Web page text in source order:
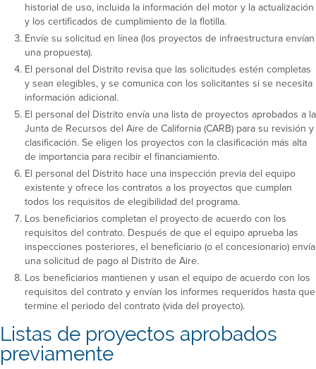
historial de uso, incluida la información del motor y la actualización
y los certificados de cumplimiento de la flotilla.
Envíe su solicitud en línea (los proyectos de infraestructura envían
una propuesta).
El personal del Distrito revisa que las solicitudes estén completas
y sean elegibles, y se comunica con los solicitantes si se necesita
información adicional.
El personal del Distrito envía una lista de proyectos aprobados a la
Junta de Recursos del Aire de California (CARB) para su revisión y
clasificación. Se eligen los proyectos con la clasificación más alta
de importancia para recibir el financiamiento.
El personal del Distrito hace una inspección previa del equipo
existente y ofrece los contratos a los proyectos que cumplan
todos los requisitos de elegibilidad del programa.
Los beneficiarios completan el proyecto de acuerdo con los
requisitos del contrato. Después de que el equipo aprueba las
inspecciones posteriores, el beneficiario (o el concesionario) envía
una solicitud de pago al Distrito de Aire.
Los beneficiarios mantienen y usan el equipo de acuerdo con los
requisitos del contrato y envían los informes requeridos hasta que
termine el periodo del contrato (vida del proyecto).
Listas de proyectos aprobados
previamente